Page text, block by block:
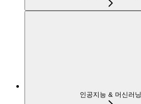
인공지능 & 머신러닝